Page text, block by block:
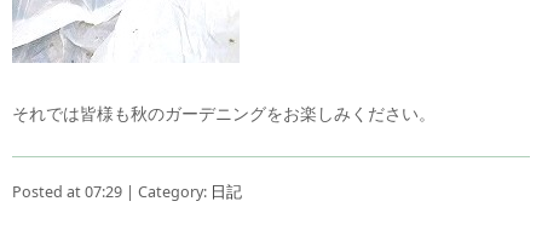
それでは皆様も秋のガーデニングをお楽しみください。
Posted at 07:29 | Category: 日記